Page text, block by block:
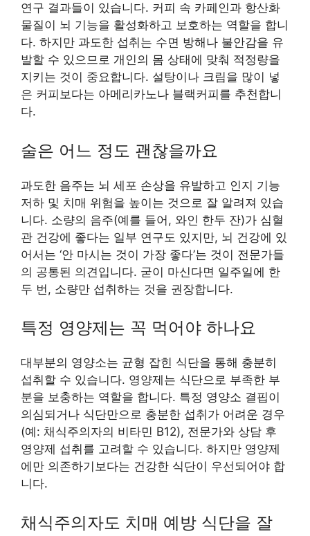
연구 결과들이 있습니다. 커피 속 카페인과 항산화
물질이 뇌 기능을 활성화하고 보호하는 역할을 합니
다. 하지만 과도한 섭취는 수면 방해나 불안감을 유
발할 수 있으므로 개인의 몸 상태에 맞춰 적정량을
지키는 것이 중요합니다. 설탕이나 크림을 많이 넣
은 커피보다는 아메리카노나 블랙커피를 추천합니
다.
술은 어느 정도 괜찮을까요
과도한 음주는 뇌 세포 손상을 유발하고 인지 기능
저하 및 치매 위험을 높이는 것으로 잘 알려져 있습
니다. 소량의 음주(예를 들어, 와인 한두 잔)가 심혈
관 건강에 좋다는 일부 연구도 있지만, 뇌 건강에 있
어서는 ‘안 마시는 것이 가장 좋다’는 것이 전문가들
의 공통된 의견입니다. 굳이 마신다면 일주일에 한
두 번, 소량만 섭취하는 것을 권장합니다.
특정 영양제는 꼭 먹어야 하나요
대부분의 영양소는 균형 잡힌 식단을 통해 충분히
섭취할 수 있습니다. 영양제는 식단으로 부족한 부
분을 보충하는 역할을 합니다. 특정 영양소 결핍이
의심되거나 식단만으로 충분한 섭취가 어려운 경우
(예: 채식주의자의 비타민 B12), 전문가와 상담 후
영양제 섭취를 고려할 수 있습니다. 하지만 영양제
에만 의존하기보다는 건강한 식단이 우선되어야 합
니다.
채식주의자도 치매 예방 식단을 잘